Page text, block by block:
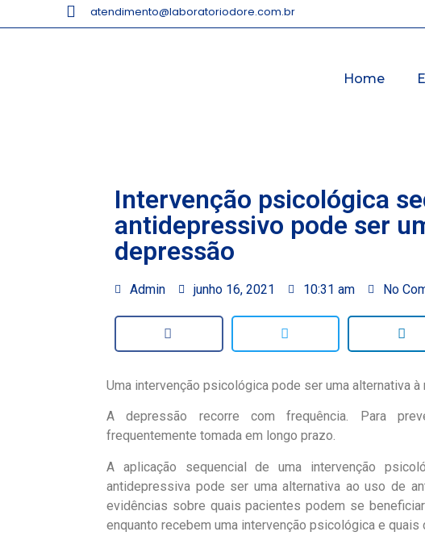
atendimento@laboratoriodore.com.br
Home
Intervenção psicológica
antidepressivo pode ser
depressão
Admin junho 16, 2021 10:31 am No
Uma intervenção psicológica pode ser uma alternativa
A depressão recorre com frequência. Para
frequentemente tomada em longo prazo.
A aplicação sequencial de uma intervenção
antidepressiva pode ser uma alternativa ao uso de
evidências sobre quais pacientes podem se
enquanto recebem uma intervenção psicológica e quais